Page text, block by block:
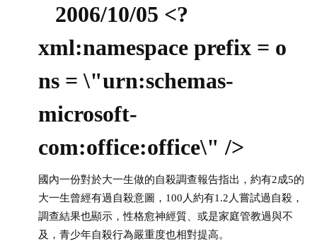
2006/10/05 <?
xml:namespace prefix = o
ns = \"urn:schemas-
microsoft-
com:office:office\" />
國內一份對於大一生做的自殺調查報告指出，約有2成5的
大一生曾經有過自殺意圖，100人約有1.2人嘗試過自殺，
調查結果也顯示，性格愈神經質、或是家庭管教過與不
及，青少年自殺行為嚴重度也相對提高。